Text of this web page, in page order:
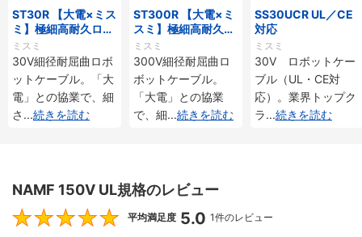
ST30R 【大電×ミス
ミ】極細高耐久ロボ
ットケーブル（シー
ルド無・有）
ミスミ
30V細径耐屈曲ロボ
ットケーブル。「大
電」との協業で、細
さ ...続きを読む
ST300R 【大電×ミ
スミ】極細高耐久ロ
ボットケーブル（シ
ールド無・有）
ミスミ
300V細径耐屈曲ロ
ボットケーブル。
「大電」との協業
で、細...続きを読む
SS30UCR UL／CE
対応
ミスミ
30V ロボットケー
ブル（UL・CE対
応）。業界トップク
ラ...続きを読む
NAMF 150V UL規格のレビュー
5
平均満足度 5.0 1件のレビュー